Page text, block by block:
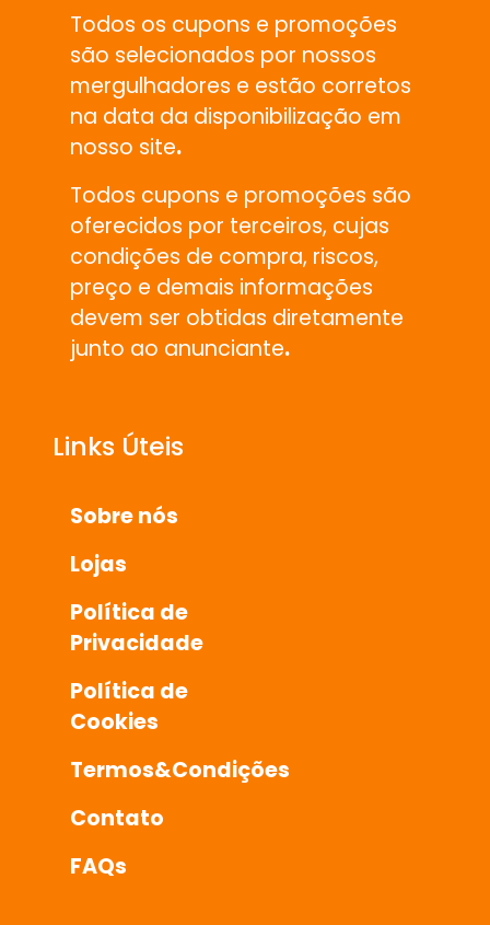
Todos os cupons e promoções
são selecionados por nossos
mergulhadores e estão corretos
na data da disponibilização em
nosso site.
Todos cupons e promoções são
oferecidos por terceiros, cujas
condições de compra, riscos,
preço e demais informações
devem ser obtidas diretamente
junto ao anunciante.
Links Úteis
Sobre nós
Lojas
Política de
Privacidade
Política de
Cookies
Termos&Condições
Contato
FAQs